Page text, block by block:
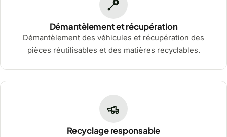
Démantèlement et récupération
Démantèlement des véhicules et récupération des
pièces réutilisables et des matières recyclables.
Recyclage responsable